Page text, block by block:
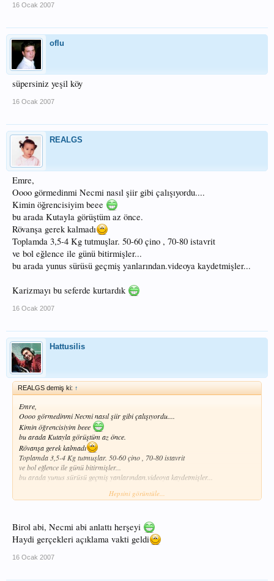
16 Ocak 2007
oflu
süpersiniz yeşil köy
16 Ocak 2007
REALGS
Emre,
Oooo görmedinmi Necmi nasıl şiir gibi çalışıyordu....
Kimin öğrencisiyim beee
bu arada Kutayla görüştüm az önce.
Rövanşa gerek kalmadı
Toplamda 3,5-4 Kg tutmuşlar. 50-60 çino , 70-80 istavrit
ve bol eğlence ile günü bitirmişler...
bu arada yunus sürüsü geçmiş yanlarından.videoya kaydetmişler...
Karizmayı bu seferde kurtardık
16 Ocak 2007
Hattusilis
REALGS demiş ki: ↑
Emre,
Oooo görmedinmi Necmi nasıl şiir gibi çalışıyordu....
Kimin öğrencisiyim beee
bu arada Kutayla görüştüm az önce.
Rövanşa gerek kalmadı
Toplamda 3,5-4 Kg tutmuşlar. 50-60 çino , 70-80 istavrit
ve bol eğlence ile günü bitirmişler...
bu arada yunus sürüsü geçmiş yanlarından.videoya kaydetmişler...
Karizmayı bu seferde kurtardıkHepsini görüntüle...
Birol abi, Necmi abi anlattı herşeyi
Haydi gerçekleri açıklama vakti geldi
16 Ocak 2007